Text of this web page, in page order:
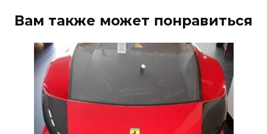
Вам также может понравиться